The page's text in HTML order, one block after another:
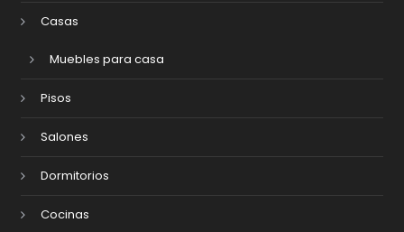
Casas
Muebles para casa
Pisos
Salones
Dormitorios
Cocinas